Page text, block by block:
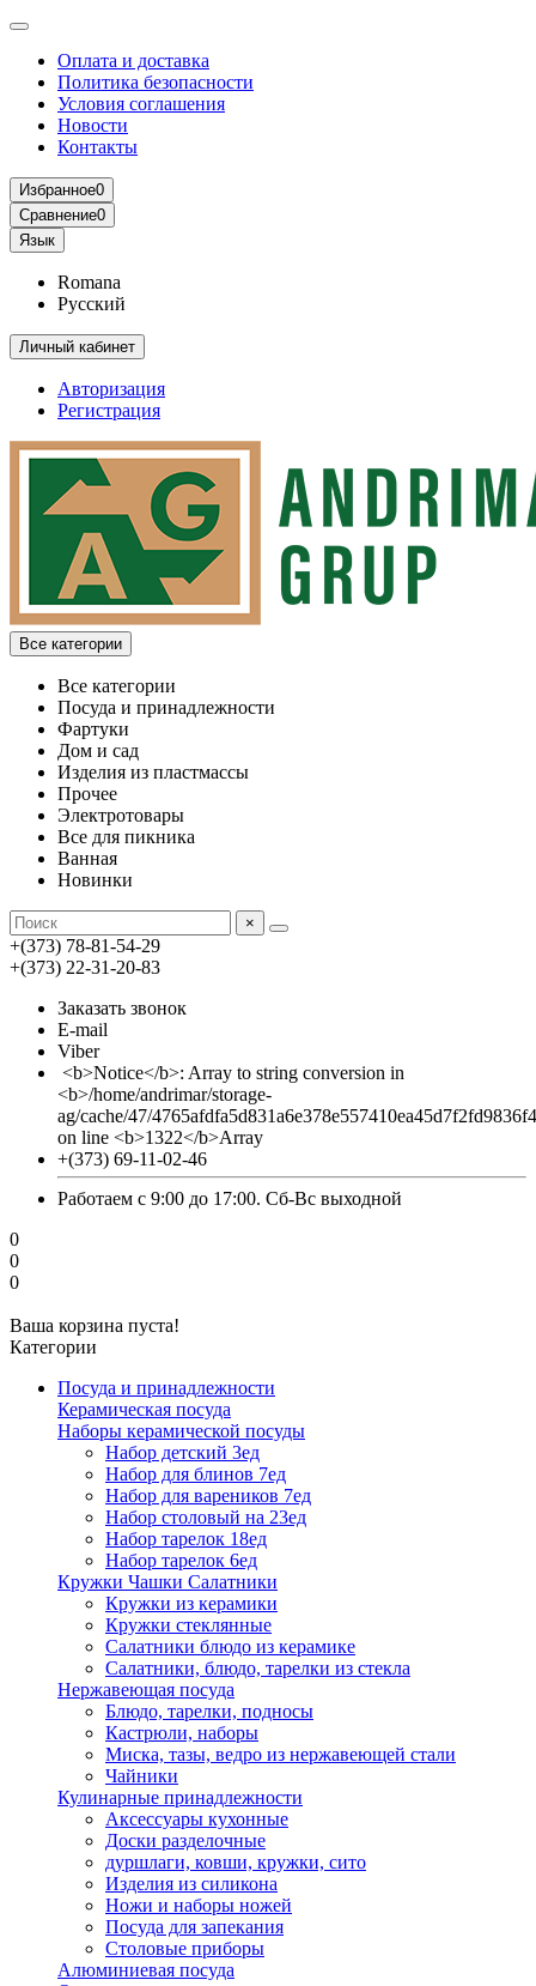
Оплата и доставка
Политика безопасности
Условия соглашения
Новости
Контакты
Избранное0
Сравнение0
Язык
Romana
Русский
Личный кабинет
Авторизация
Регистрация
Все категории
Все категории
Посуда и принадлежности
Фартуки
Дом и сад
Изделия из пластмассы
Прочее
Электротовары
Все для пикника
Ванная
Новинки
×
+(373) 78-81-54-29
+(373) 22-31-20-83
Заказать звонок
E-mail
Viber
<b>Notice</b>: Array to string conversion in
<b>/home/andrimar/storage-
ag/cache/47/
on line <b>1322</b>Array
+(373) 69-11-02-46
Работаем с 9:00 до 17:00. Сб-Вс выходной
0
0
0
Ваша корзина пуста!
Категории
Посуда и принадлежности
Керамическая посуда
Наборы керамической посуды
Набор детский 3ед
Набор для блинов 7ед
Набор для вареников 7ед
Набор столовый на 23ед
Набор тарелок 18ед
Набор тарелок 6ед
Кружки Чашки Салатники
Кружки из керамики
Кружки стеклянные
Салатники блюдо из керамике
Салатники, блюдо, тарелки из стекла
Нержавеющая посуда
Блюдо, тарелки, подносы
Кастрюли, наборы
Миска, тазы, ведро из нержавеющей стали
Чайники
Кулинарные принадлежности
Аксессуары кухонные
Доски разделочные
дуршлаги, ковши, кружки, сито
Изделия из силикона
Ножи и наборы ножей
Посуда для запекания
Столовые приборы
Алюминиевая посуда